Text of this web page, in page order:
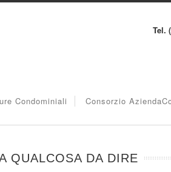
Tel.
Condominiali Consorzio
QUALCOSA DA DIRE